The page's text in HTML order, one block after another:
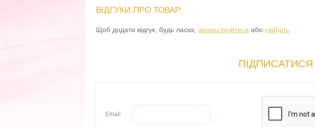
ВІДГУКИ ПРО ТОВАР:
Щоб додати відгук, будь ласка, зареєструйтеся або увійдіть
Email